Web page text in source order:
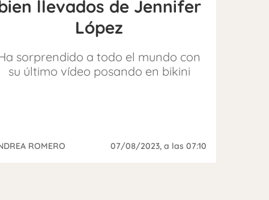
llevados de Jennifer
López
sorprendido a todo el mundo con
su último vídeo posando en bikini
ROMERO 07/08/2023, a las 07:10